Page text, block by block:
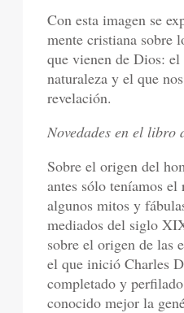
Con esta imagen se
mente cristiana sobre
que vienen de Dios:
naturaleza y el que
revelación.
Novedades en el libro
Sobre el origen del
antes sólo teníamos
algunos mitos y
mediados del siglo
sobre el origen de las
el que inició Charles
completado y
conocido mejor la